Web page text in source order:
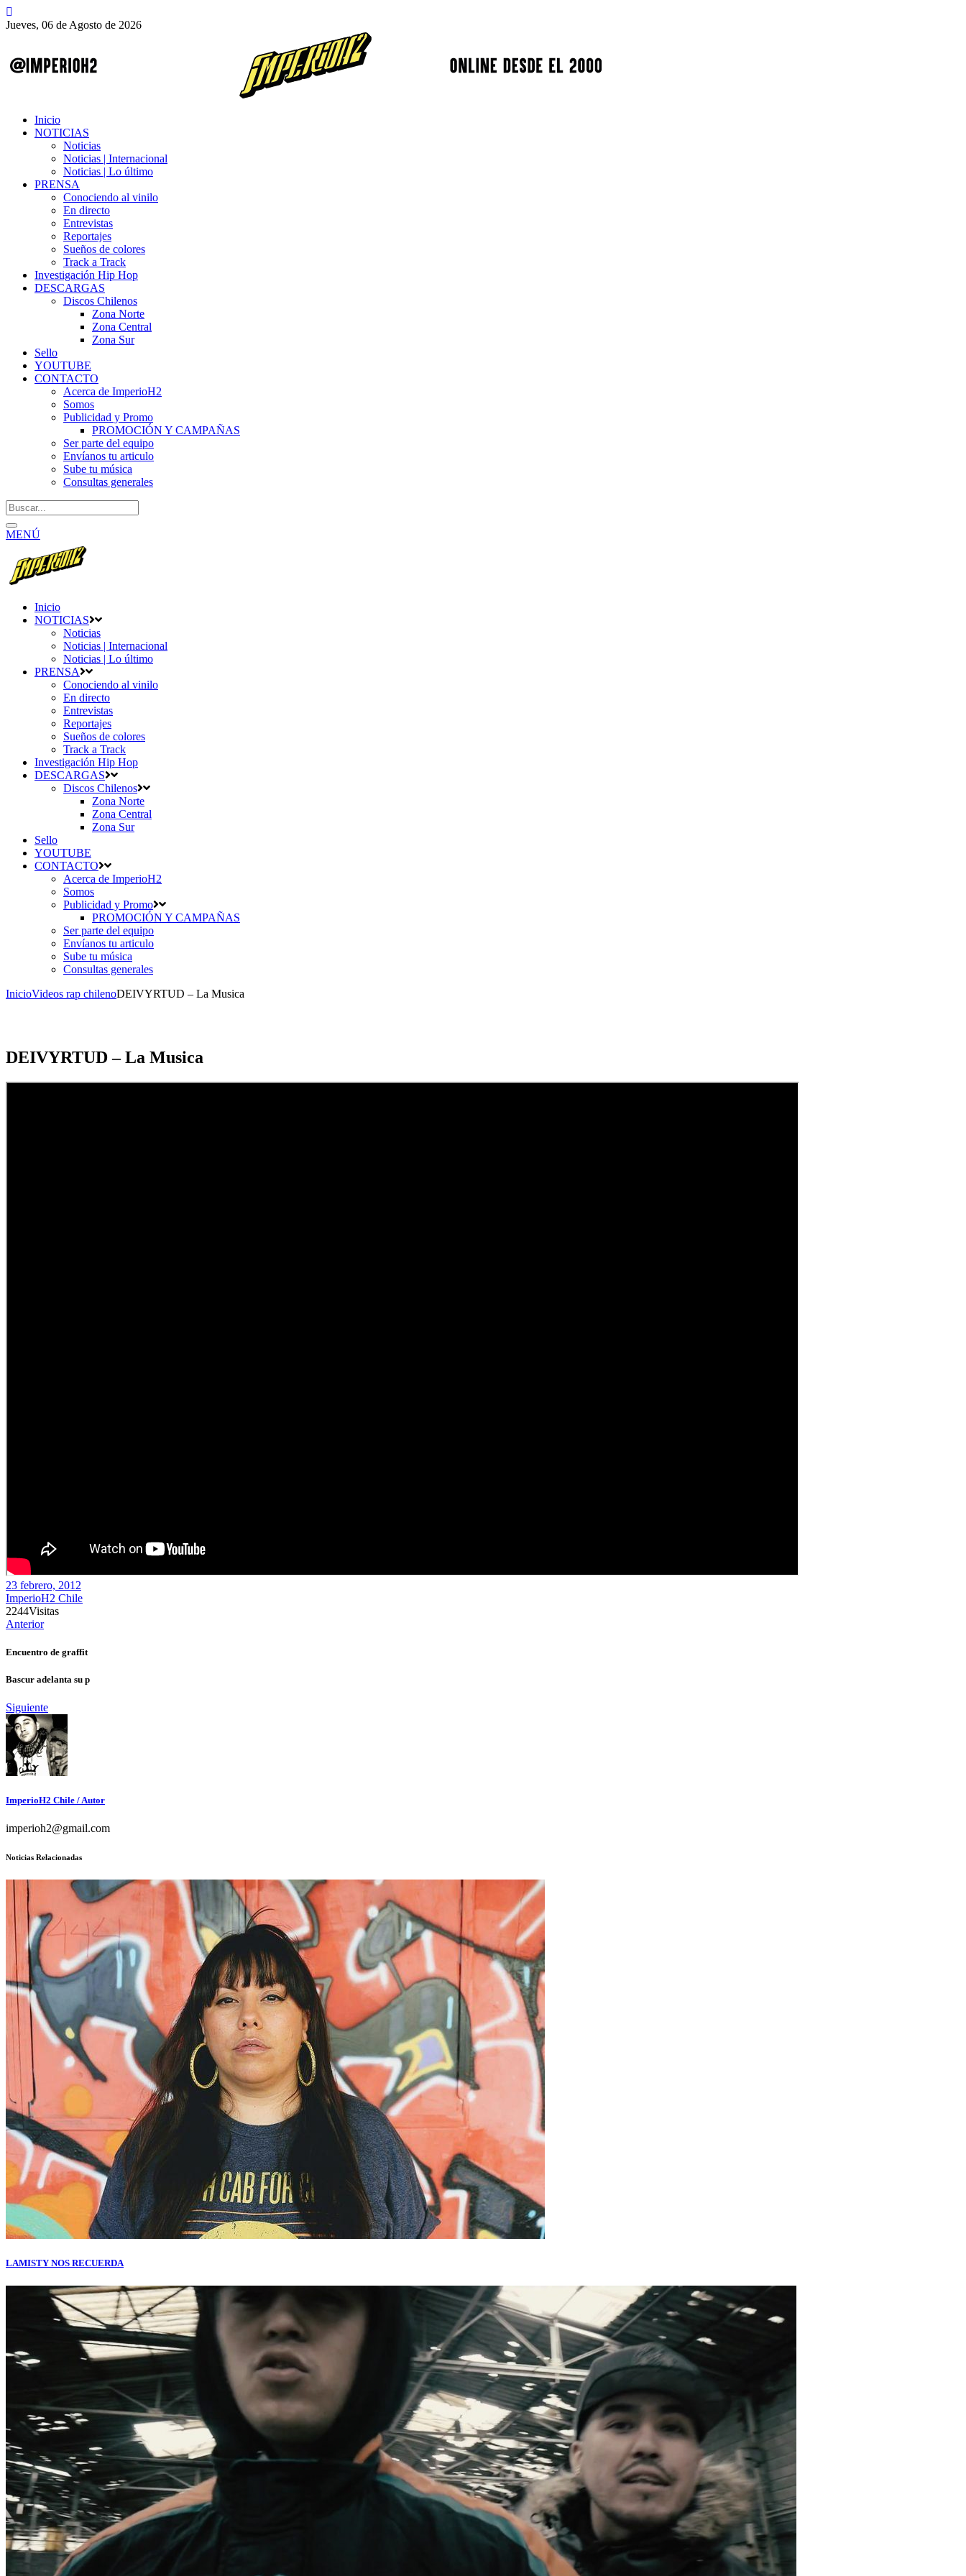
Jueves, 06 de Agosto de 2026
Inicio
NOTICIAS
Noticias
Noticias | Internacional
Noticias | Lo último
PRENSA
Conociendo al vinilo
En directo
Entrevistas
Reportajes
Sueños de colores
Track a Track
Investigación Hip Hop
DESCARGAS
Discos Chilenos
Zona Norte
Zona Central
Zona Sur
Sello
YOUTUBE
CONTACTO
Acerca de ImperioH2
Somos
Publicidad y Promo
PROMOCIÓN Y CAMPAÑAS
Ser parte del equipo
Envíanos tu articulo
Sube tu música
Consultas generales
MENÚ
Inicio
NOTICIAS
Noticias
Noticias | Internacional
Noticias | Lo último
PRENSA
Conociendo al vinilo
En directo
Entrevistas
Reportajes
Sueños de colores
Track a Track
Investigación Hip Hop
DESCARGAS
Discos Chilenos
Zona Norte
Zona Central
Zona Sur
Sello
YOUTUBE
CONTACTO
Acerca de ImperioH2
Somos
Publicidad y Promo
PROMOCIÓN Y CAMPAÑAS
Ser parte del equipo
Envíanos tu articulo
Sube tu música
Consultas generales
InicioVideos rap chilenoDEIVYRTUD – La Musica
DEIVYRTUD – La Musica
23 febrero, 2012
ImperioH2 Chile
2244Visitas
Anterior
Encuentro de graffit
Bascur adelanta su p
Siguiente
ImperioH2 Chile / Autor
imperioh2@gmail.com
Noticias Relacionadas
LAMISTY NOS RECUERDA